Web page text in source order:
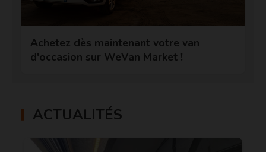
Achetez dès maintenant votre van
d'occasion sur WeVan Market !
ACTUALITÉS